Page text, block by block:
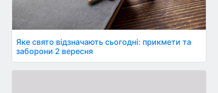
Яке свято відзначають сьогодні: прикмети та
заборони 2 вересня